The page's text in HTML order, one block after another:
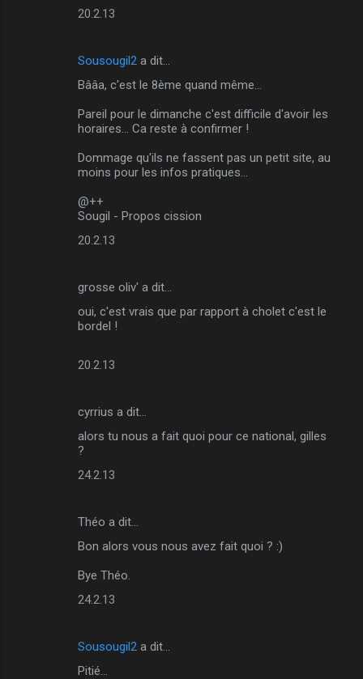
20.2.13
Sousougil2 a dit…
Bââa, c'est le 8ème quand même...
Pareil pour le dimanche c'est difficile d'avoir les
horaires... Ca reste à confirmer !
Dommage qu'ils ne fassent pas un petit site, au
moins pour les infos pratiques...
@++
Sougil - Propos cission
20.2.13
grosse oliv' a dit…
oui, c'est vrais que par rapport à cholet c'est le
bordel !
20.2.13
cyrrius a dit…
alors tu nous a fait quoi pour ce national, gilles
?
24.2.13
Théo a dit…
Bon alors vous nous avez fait quoi ? :)
Bye Théo.
24.2.13
Sousougil2 a dit…
Pitié...